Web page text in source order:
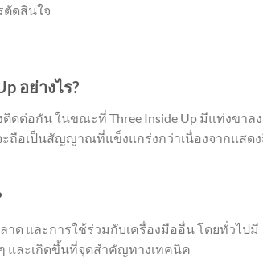
ตัดสินใจ
อย่างไร?
ดต่อกัน ในขณะที่ Three Inside Up มีแท่งขาลง
ะถือเป็นสัญญาณที่แข็งแกร่งกว่าเนื่องจากแสด
าด และการใช้ร่วมกับเครื่องมืออื่น โดยทั่วไปมี
และเกิดขึ้นที่จุดสำคัญทางเทคนิค